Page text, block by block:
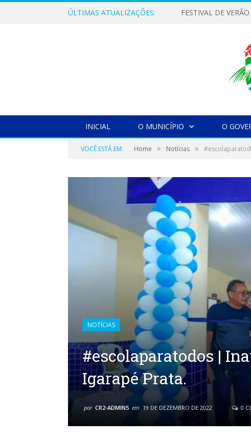
ÚLTIMAS ATUALIZAÇÕES:
INICIAL O MUNICÍPIO O
VOCÊ ESTÁ EM: Home » Notícias »
NOTÍCIAS
#escolaparatodos |
Igarapé Prata.
por CR2-ADMIN5 em 19 DE DEZEMBRO DE 2022 0